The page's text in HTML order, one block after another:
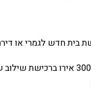
ב. השקעה בנדל״ן שאינו בתים/דירות אפשרי. במקרה